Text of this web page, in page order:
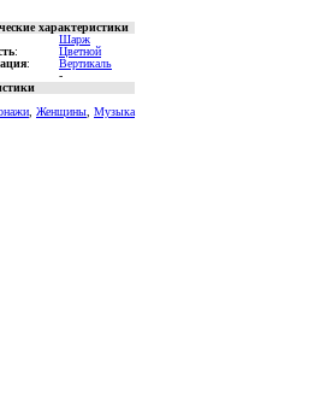
характеристики
Шарж
:
Цветной
:
Вертикаль
-
Женщины Музыка